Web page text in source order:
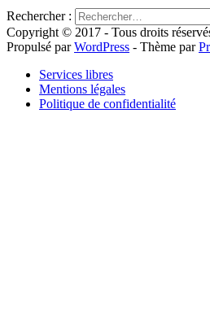
Rechercher :
Copyright © 2017 - Tous droits
Propulsé parWordPress - Thème par
Services libres
Mentions légales
Politique de confidentialité